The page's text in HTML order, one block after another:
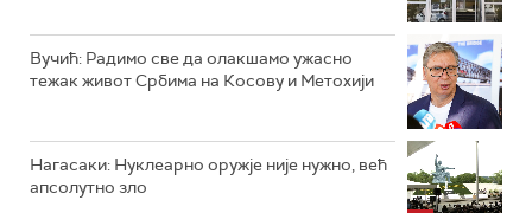
Вучић: Радимо све да олакшамо ужасно
тежак живот Србима на Косову и Метохији
Нагасаки: Нуклеарно оружје није нужно, већ
апсолутно зло